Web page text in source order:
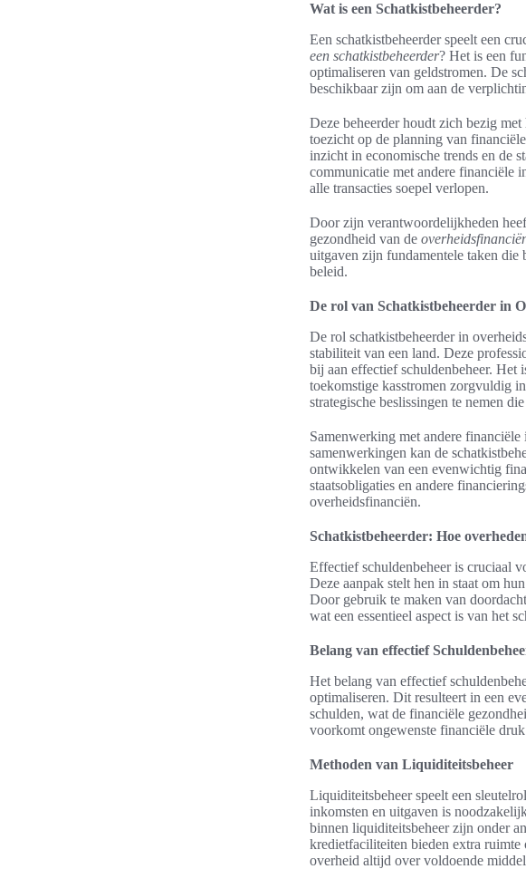
Wat is een Schatkistbeheerder?
Een schatkistbeheerder speelt een
een schatkistbeheerder? Het is een
optimaliseren van geldstromen. De
beschikbaar zijn om aan de
Deze beheerder houdt zich bezig
toezicht op de planning van
inzicht in economische trends en de
communicatie met andere financiële
alle transacties soepel verlopen.
Door zijn verantwoordelijkheden
gezondheid van de
uitgaven zijn fundamentele taken die
beleid.
De rol van Schatkistbeheerder in
De rol schatkistbeheerder in
stabiliteit van een land. Deze
bij aan effectief schuldenbeheer.
toekomstige kasstromen zorgvuldig
strategische beslissingen te nemen
Samenwerking met andere
samenwerkingen kan de
ontwikkelen van een evenwichtig
staatsobligaties en andere
overheidsfinanciën.
Schatkistbeheerder: Hoe
Effectief schuldenbeheer is cruciaal
Deze aanpak stelt hen in staat om
Door gebruik te maken van
wat een essentieel aspect is van het
Belang van effectief
Het belang van effectief
optimaliseren. Dit resulteert in een
schulden, wat de financiële
voorkomt ongewenste financiële
Methoden van Liquiditeitsbeheer
Liquiditeitsbeheer speelt een
inkomsten en uitgaven is
binnen liquiditeitsbeheer zijn onder
kredietfaciliteiten bieden extra
overheid altijd over voldoende